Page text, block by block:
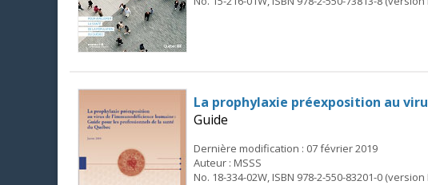
La prophylaxie préexposition au
Guide
Dernière modification : 07 février 2019
Auteur : MSSS
No. 18-334-02W, ISBN 978-2-550-83201-0 (version